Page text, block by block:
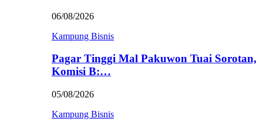
06/08/2026
Kampung Bisnis
Pagar Tinggi Mal Pakuwon Tuai Sorotan,
Komisi B:…
05/08/2026
Kampung Bisnis